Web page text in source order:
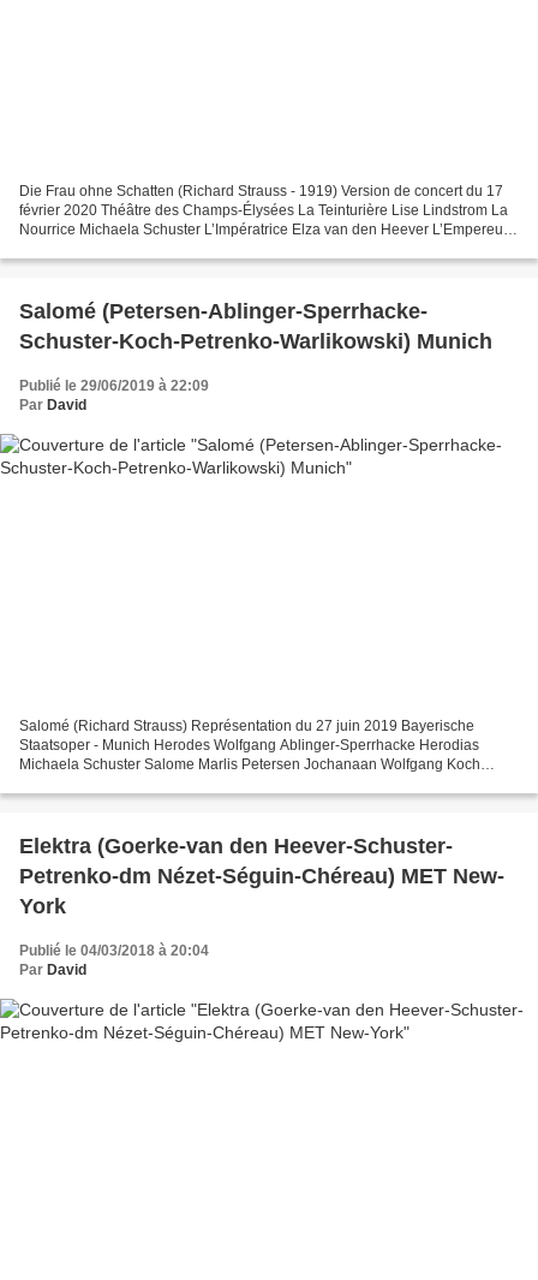
Die Frau ohne Schatten (Richard Strauss - 1919) Version de concert du 17
février 2020 Théâtre des Champs-Élysées La Teinturière Lise Lindstrom La
Nourrice Michaela Schuster L’Impératrice Elza van den Heever L’Empereur
Salomé (Petersen-Ablinger-Sperrhacke-
Schuster-Koch-Petrenko-Warlikowski) Munich
Publié le 29/06/2019 à 22:09
Par David
Salomé (Richard Strauss) Représentation du 27 juin 2019 Bayerische
Staatsoper - Munich Herodes Wolfgang Ablinger-Sperrhacke Herodias
Michaela Schuster Salome Marlis Petersen Jochanaan Wolfgang Koch
Elektra (Goerke-van den Heever-Schuster-
Petrenko-dm Nézet-Séguin-Chéreau) MET New-
York
Publié le 04/03/2018 à 20:04
Par David